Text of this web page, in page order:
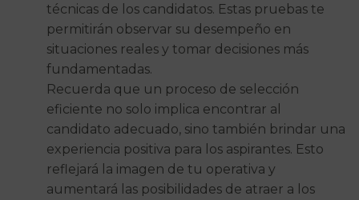
técnicas de los candidatos. Estas pruebas te
permitirán observar su desempeño en
situaciones reales y tomar decisiones más
fundamentadas.
Recuerda que un proceso de selección
eficiente no solo implica encontrar al
candidato adecuado, sino también brindar una
experiencia positiva para los aspirantes. Esto
reflejará la imagen de tu operativa y
aumentará las posibilidades de atraer a los